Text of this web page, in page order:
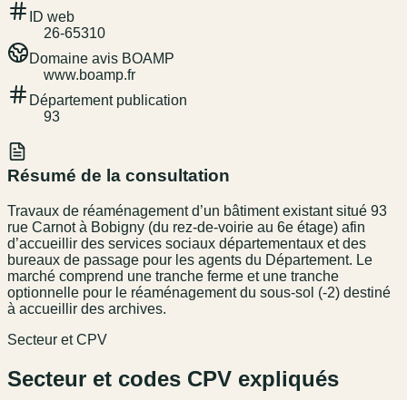
ID web
26-65310
Domaine avis BOAMP
www.boamp.fr
Département publication
93
Résumé de la consultation
Travaux de réaménagement d’un bâtiment existant situé 93
rue Carnot à Bobigny (du rez-de-voirie au 6e étage) afin
d’accueillir des services sociaux départementaux et des
bureaux de passage pour les agents du Département. Le
marché comprend une tranche ferme et une tranche
optionnelle pour le réaménagement du sous-sol (-2) destiné
à accueillir des archives.
Secteur et CPV
Secteur et codes CPV expliqués